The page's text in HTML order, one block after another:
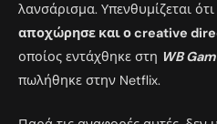
λανσάρισμα. Υπενθυμίζεται
αποχώρησε και ο creative
οποίος εντάχθηκε στη WB
πωλήθηκε στην Netflix.